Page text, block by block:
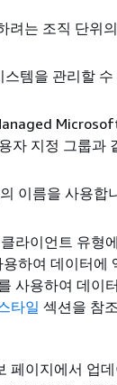
려는 조직 단위
템을 관리할 수
자 지정 그룹과
이름을 사용합
라이언트 유형
하여 데이터에
사용하여 데이
타일 섹션을 참
페이지에서 업